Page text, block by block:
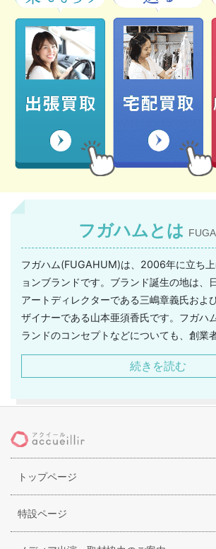
フガハムとは
フガハム(FUGAHUM)は、2006年に立ち
ョンブランドです。ブランド誕生の地は、
アートディレクターである三嶋章義氏およ
ザイナーである山本亜須香氏です。フガハ
ランドのコンセプトなどについても、創業
ます。ブランド創業以降、根強い人気を誇
ハムとは、架空の国家の名前です。これま
国家を、ファッションを通じて作り上げて
にて学び、卒業後はENLIGHTENMENTに
独立を果たしました。山本亜須香氏は、
成安造形短期大学を卒業しています。株式
トにてキャリアを積み、その経験を自身の
しています。今後も活躍が期待されている
続きを読む
トップページ
特設ページ